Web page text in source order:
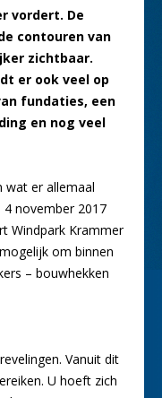
vordert. De
contouren van
zichtbaar.
er ook veel op
fundaties, een
en nog veel
wat er allemaal
november 2017
Windpark Krammer
om binnen
– bouwhekken
Vanuit dit
U hoeft zich